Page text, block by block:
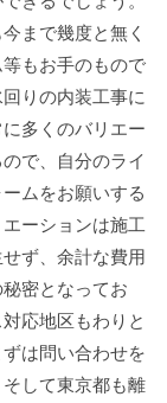
まで幾度と無く
もお手のもので
りの内装工事に
多くのバリエー
で、自分のライ
ムをお願いする
ーションは施工
ず、余計な費用
密となってお
応地区もわりと
は問い合わせを
して東京都も離